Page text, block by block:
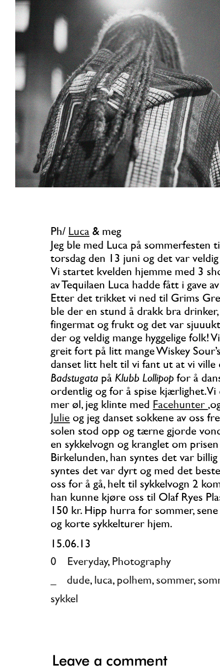
Ph/ Luca & meg
Jeg ble med Luca på sommerfesten
torsdag den 13 juni og det var veldig
Vi startet kvelden hjemme med 3
av Tequilaen Luca hadde fått i gave av
Etter det trikket vi ned til Grims
ble der en stund å drakk bra
fingermat og frukt og det var sjuuukt
der og veldig mange hyggelige folk!
greit fort på litt mange Wiskey
danset litt helt til vi fant ut at vi ville
Badstugata på Klubb Lollipopfor å
ordentlig og for å spise kjærlighet.Vi
mer øl, jeg klinte med
Facehunter
Julie og jeg danset sokkene av oss
solen stod opp og tærne gjorde
en sykkelvogn og kranglet om
Birkelunden, han syntes det var billig
syntes det var dyrt og med det
oss for å gå, helt til sykkelvogn 2
han kunne kjøre oss til Olaf Ryes
150 kr. Hipp hurra for sommer,
og korte sykkelturer hjem.
15.06.13
0
Everyday, Photography
dude, luca, polhem, sommer,
sykkel
Leave a comment